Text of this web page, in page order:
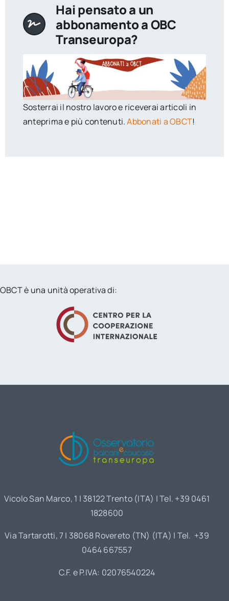
Hai pensato a un
abbonamento a OBC
Transeuropa?
Sosterrai il nostro lavoro e riceverai articoli in
anteprima e più contenuti.Abbonati a OBCT!
OBCT è una unità operativa di:
Vicolo San Marco, 1 | 38122 Trento (ITA) | Tel. +39 0461
1828600
Via Tartarotti, 7 | 38068 Rovereto (TN) (ITA) | Tel. +39
0464 667557
C.F. e P.IVA: 02076540224